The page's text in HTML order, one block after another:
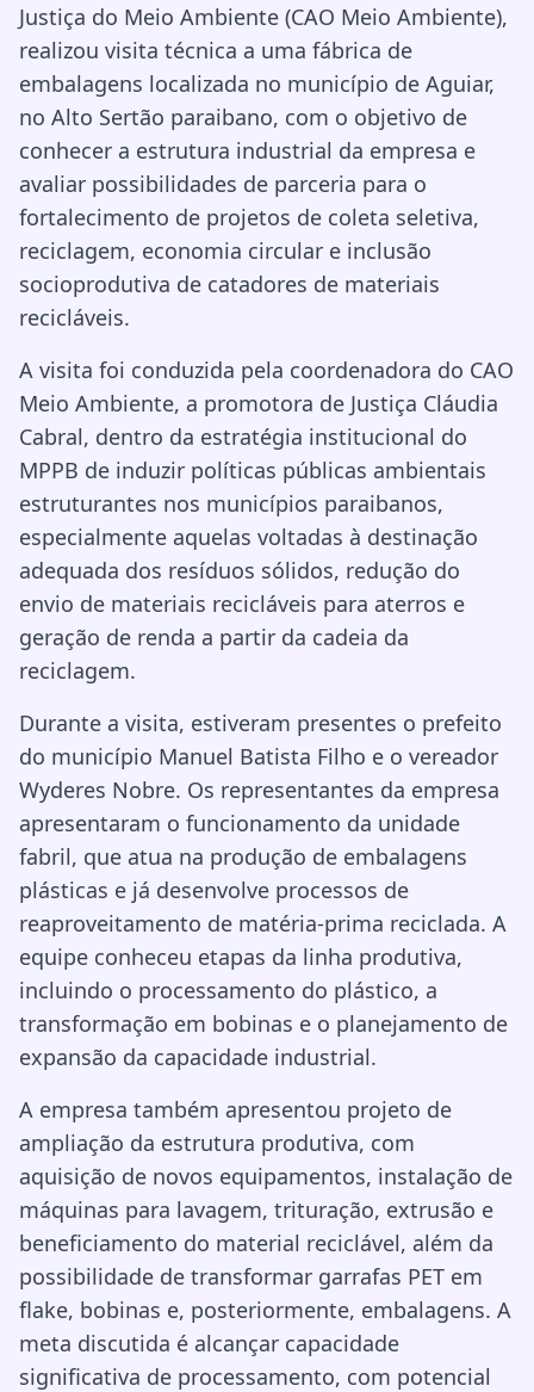
Justiça do Meio Ambiente (CAO Meio Ambiente),
realizou visita técnica a uma fábrica de
embalagens localizada no município de Aguiar,
no Alto Sertão paraibano, com o objetivo de
conhecer a estrutura industrial da empresa e
avaliar possibilidades de parceria para o
fortalecimento de projetos de coleta seletiva,
reciclagem, economia circular e inclusão
socioprodutiva de catadores de materiais
recicláveis.
A visita foi conduzida pela coordenadora do CAO
Meio Ambiente, a promotora de Justiça Cláudia
Cabral, dentro da estratégia institucional do
MPPB de induzir políticas públicas ambientais
estruturantes nos municípios paraibanos,
especialmente aquelas voltadas à destinação
adequada dos resíduos sólidos, redução do
envio de materiais recicláveis para aterros e
geração de renda a partir da cadeia da
reciclagem.
Durante a visita, estiveram presentes o prefeito
do município Manuel Batista Filho e o vereador
Wyderes Nobre. Os representantes da empresa
apresentaram o funcionamento da unidade
fabril, que atua na produção de embalagens
plásticas e já desenvolve processos de
reaproveitamento de matéria-prima reciclada. A
equipe conheceu etapas da linha produtiva,
incluindo o processamento do plástico, a
transformação em bobinas e o planejamento de
expansão da capacidade industrial.
A empresa também apresentou projeto de
ampliação da estrutura produtiva, com
aquisição de novos equipamentos, instalação de
máquinas para lavagem, trituração, extrusão e
beneficiamento do material reciclável, além da
possibilidade de transformar garrafas PET em
flake, bobinas e, posteriormente, embalagens. A
meta discutida é alcançar capacidade
significativa de processamento, com potencial